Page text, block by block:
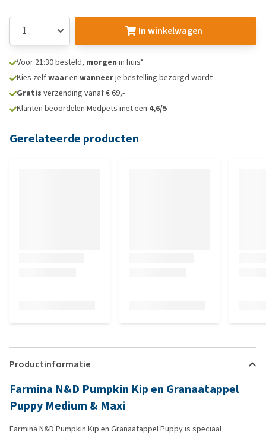
In winkelwagen
Voor 21:30 besteld, morgen in huis*
Kies zelfwaaren wanneerje bestelling bezorgd wordt
Gratis verzending vanaf € 69,-
Klanten beoordelen Medpets met een 4,6/5
Gerelateerde producten
Productinformatie
Farmina N&D Pumpkin Kip en Granaatappel
Puppy Medium & Maxi
Farmina N&D Pumpkin Kip en Granaatappel Puppy is speciaal